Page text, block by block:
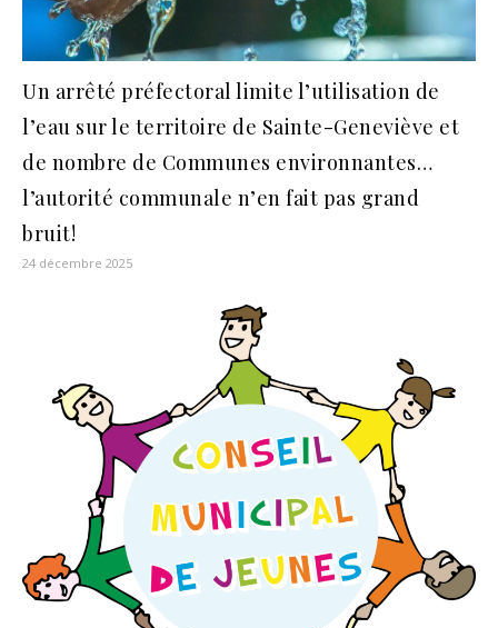
Un arrêté préfectoral limite l’utilisation de
l’eau sur le territoire de Sainte-Geneviève et
de nombre de Communes environnantes…
l’autorité communale n’en fait pas grand
bruit!
24 décembre 2025